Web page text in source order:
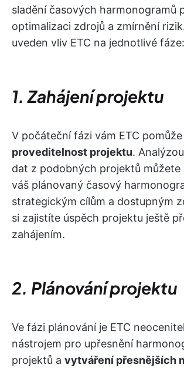
sladění časových harmonogramů
optimalizaci zdrojů a zmírnění
uveden vliv ETC na jednotlivé fáze:
1. Zahájení projektu
V počáteční fázi vám ETC pomůže
proveditelnost projektu.
dat z podobných projektů můžete
váš plánovaný časový
strategickým cílům a dostupným
si zajistíte úspěch projektu ještě
zahájením.
2. Plánování projektu
Ve fázi plánování je ETC
nástrojem pro upřesnění
projektů a vytváření přesnějších